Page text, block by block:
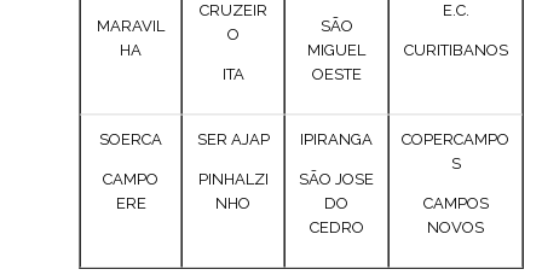
MARAVIL
HA
CRUZEIR
O
ITA
SÃO
MIGUEL
OESTE
E.C.
CURITIBANOS
SOERCA
CAMPO
ERE
SER AJAP
PINHALZI
NHO
IPIRANGA
SÃO JOSE
DO
CEDRO
COPERCAMPO
S
CAMPOS
NOVOS